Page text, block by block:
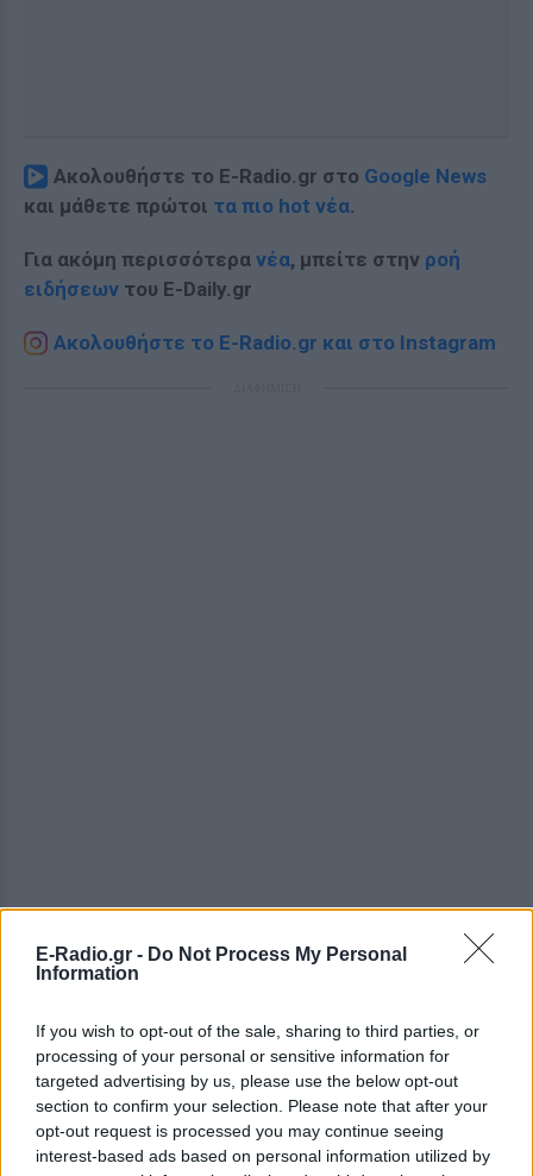
E-Radio.gr - Do Not Process My Personal
Information
If you wish to opt-out of the sale, sharing to third parties, or
processing of your personal or sensitive information for
targeted advertising by us, please use the below opt-out
section to confirm your selection. Please note that after your
opt-out request is processed you may continue seeing
interest-based ads based on personal information utilized by
Ακολουθήστε το E-Radio.gr στο Google News
και μάθετε πρώτοι τα πιο hot νέα.
Για ακόμη περισσότερα νέα, μπείτε στην ροή
ειδήσεων του E-Daily.gr
Ακολουθήστε το E-Radio.gr και στο Instagram
ΔΕΙΤΕ ΕΠΙΣΗΣ
ΣΤΗΝ ΙΔΙΑ ΚΑΤΗΓΟΡΙΑ
Ουκρανία: Βίντεο σοκ με
19χρονο να οδηγείται με τη βία
για επιστράτευση ‑ Τι είναι το
«busification»